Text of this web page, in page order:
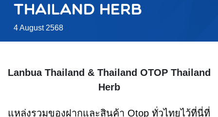
Thailand Herb
4 August 2568
Lanbua Thailand & Thailand OTOP Thailand
Herb
แหล่งรวมของฝากและสินค้า Otop ทั่วไทยไว้ที่นี่ที่